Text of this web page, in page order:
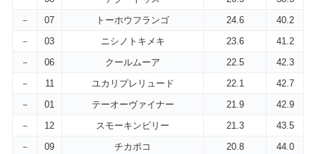
－
07 トーホウフランゴ 24.6
40.2
－
03 ニシノトキメキ 23.6
41.2
－
06 クールムーア 22.5
42.3
－
11 ユカリプレリュード 22.1
42.7
－
01 テーオーヴァイナー 21.9
42.9
－
12 スモーキンビリー 21.3
43.5
－
09 チカポコ 20.8 44.0